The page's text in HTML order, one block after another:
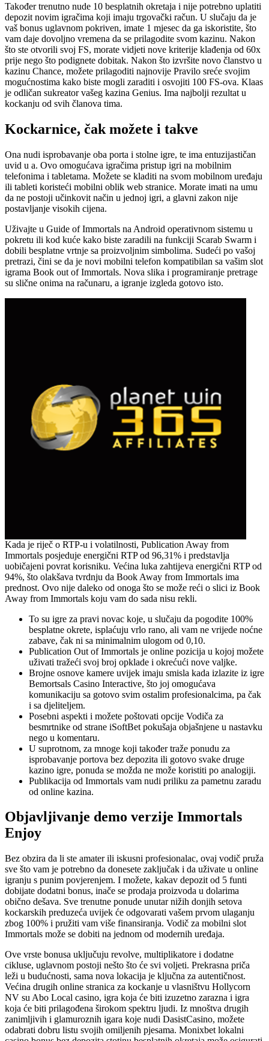
Također trenutno nude 10 besplatnih okretaja i nije potrebno uplatiti
depozit novim igračima koji imaju trgovački račun. U slučaju da je
vaš bonus uglavnom pokriven, imate 1 mjesec da ga iskoristite, što
vam daje dovoljno vremena da se prilagodite svom kazinu. Nakon
što ste otvorili svoj FS, morate vidjeti nove kriterije klađenja od 60x
prije nego što podignete dobitak. Nakon što izvršite novo članstvo u
kazinu Chance, možete prilagoditi najnovije Pravilo sreće svojim
mogućnostima kako biste mogli zaraditi i osvojiti 100 FS-ova. Klaas
je odličan sukreator vašeg kazina Genius. Ima najbolji rezultat u
kockanju od svih članova tima.
Kockarnice, čak možete i takve
Ona nudi isprobavanje oba porta i stolne igre, te ima entuzijastičan
uvid u a. Ovo omogućava igračima pristup igri na mobilnim
telefonima i tabletama. Možete se kladiti na svom mobilnom uređaju
ili tableti koristeći mobilni oblik web stranice. Morate imati na umu
da ne postoji učinkovit način u jednoj igri, a glavni zakon nije
postavljanje visokih cijena.
Uživajte u Guide of Immortals na Android operativnom sistemu u
pokretu ili kod kuće kako biste zaradili na funkciji Scarab Swarm i
dobili besplatne vrtnje sa proizvoljnim simbolima. Sudeći po vašoj
pretrazi, čini se da je novi mobilni telefon kompatibilan sa vašim slot
igrama Book out of Immortals. Nova slika i programiranje pretrage
su slične onima na računaru, a igranje izgleda gotovo isto.
Kada je riječ o RTP-u i volatilnosti, Publication Away from
Immortals posjeduje energični RTP od 96,31% i predstavlja
uobičajeni povrat korisniku. Većina luka zahtijeva energični RTP od
94%, što olakšava tvrdnju da Book Away from Immortals ima
prednost. Ovo nije daleko od onoga što se može reći o slici iz Book
Away from Immortals koju vam do sada nisu rekli.
To su igre za pravi novac koje, u slučaju da pogodite 100%
besplatne okrete, isplaćuju vrlo rano, ali vam ne vrijede noćne
zabave, čak ni sa minimalnim ulogom od 0,10.
Publication Out of Immortals je online pozicija u kojoj možete
uživati ​​tražeći svoj broj opklade i okrećući nove valjke.
Brojne osnove kamere uvijek imaju smisla kada izlazite iz igre
Bemortsals Casino Interactive, što joj omogućava
komunikaciju sa gotovo svim ostalim profesionalcima, pa čak
i sa djeliteljem.
Posebni aspekti i možete poštovati opcije Vodiča za
besmrtnike od strane iSoftBet pokušaja objašnjene u nastavku
nego u komentaru.
U suprotnom, za mnoge koji također traže ponudu za
isprobavanje portova bez depozita ili gotovo svake druge
kazino igre, ponuda se možda ne može koristiti po analogiji.
Publikacija od Immortals vam nudi priliku za pametnu zaradu
od online kazina.
Objavljivanje demo verzije Immortals
Enjoy
Bez obzira da li ste amater ili iskusni profesionalac, ovaj vodič pruža
sve što vam je potrebno da donesete zaključak i da uživate u online
igranju s punim povjerenjem. I možete, kakav depozit od 5 funti
dobijate dodatni bonus, inače se prodaja proizvoda u dolarima
obično dešava. Sve trenutne ponude unutar nižih donjih setova
kockarskih preduzeća uvijek će odgovarati vašem prvom ulaganju
zbog 100% i pružiti vam više finansiranja. Vodič za mobilni slot
Immortals može se dobiti na jednom od modernih uređaja.
Ove vrste bonusa uključuju revolve, multiplikatore i dodatne
cikluse, uglavnom postoji nešto što će svi voljeti. Prekrasna priča
leži u budućnosti, sama nova lokacija je ključna za autentičnost.
Većina drugih online stranica za kockanje u vlasništvu Hollycorn
NV su Abo Local casino, igra koja će biti izuzetno zarazna i igra
koja će biti prilagođena širokom spektru ljudi. Iz mnoštva drugih
zanimljivih i glamuroznih igara koje nudi DasistCasino, možete
odabrati dobru listu svojih omiljenih pjesama. Monixbet lokalni